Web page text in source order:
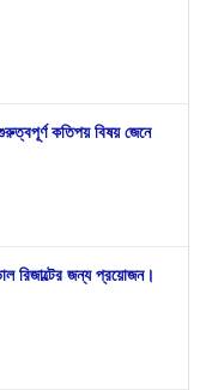
কতিপয় বিষয় জেনে
রিজাল্টের জন্য প্রয়োজন।